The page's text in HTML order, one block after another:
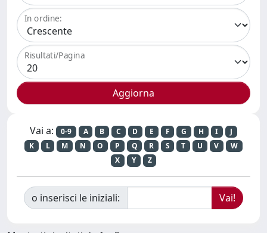
In ordine:
Risultati/Pagina
Vai a: 0-9 A B C D E F G H I
J
K
L M N O P Q R S T U V
W
X
Y Z
o inserisci le iniziali: